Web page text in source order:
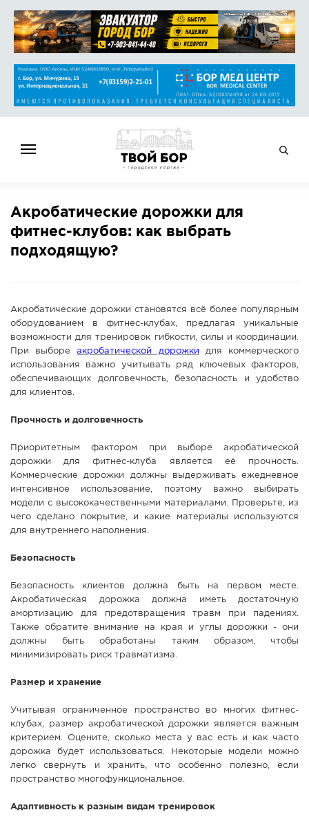
НОВОСТИ
СПРАВОЧНИК
ОБЪЯВЛЕНИЯ
СПРАВКА
КАМЕРЫ
КОНКУРСЫ
СТАТЬИ
ФОТО
Акробатические дорожки для
фитнес-клубов: как выбрать
подходящую?
Акробатические дорожки становятся всё более популярным
оборудованием в фитнес-клубах, предлагая уникальные
возможности для тренировок гибкости, силы и координации.
При выбореакробатической дорожки для коммерческого
использования важно учитывать ряд ключевых факторов,
обеспечивающих долговечность, безопасность и удобство
для клиентов.
Прочность и долговечность
Приоритетным фактором при выборе акробатической
дорожки для фитнес-клуба является её прочность.
Коммерческие дорожки должны выдерживать ежедневное
интенсивное использование, поэтому важно выбирать
модели с высококачественными материалами. Проверьте, из
чего сделано покрытие, и какие материалы используются
для внутреннего наполнения.
Безопасность
Безопасность клиентов должна быть на первом месте.
Акробатическая дорожка должна иметь достаточную
амортизацию для предотвращения травм при падениях.
Также обратите внимание на края и углы дорожки - они
должны быть обработаны таким образом, чтобы
минимизировать риск травматизма.
Размер и хранение
Учитывая ограниченное пространство во многих фитнес-
клубах, размер акробатической дорожки является важным
критерием. Оцените, сколько места у вас есть и как часто
дорожка будет использоваться. Некоторые модели можно
легко свернуть и хранить, что особенно полезно, если
пространство многофункциональное.
Адаптивность к разным видам тренировок